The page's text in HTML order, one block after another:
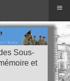
Sous-
et
≡